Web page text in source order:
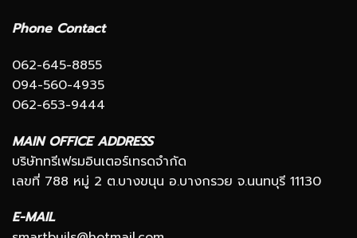
Phone Contact
062-645-8855
094-560-4935
062-653-9444
MAIN OFFICE ADDRESS
บริษัททรีเฟรมอินเตอร์เทรดจำกัด
เลขที่ 788 หมู่ 2 ต.บางขนุน อ.บางกรวย จ.นนทบุรี 11130
E-MAIL